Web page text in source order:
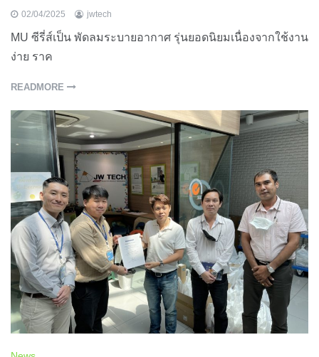
02/04/2025 jwtech
MU ซีรี่ส์เป็น พัดลมระบายอากาศ รุ่นยอดนิยมเนื่องจากใช้งาน
ง่าย ราค
READMORE